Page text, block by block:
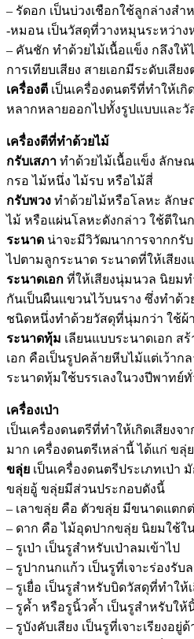
– รัดอก เป็นบ่วงเชือกใช้ลูกล่างสำ
-หมอน เป็นวัสดุที่วางหมุนระหว่าง
– คันชัก ทำด้วยไม้เนื้อแข็ง กลึงให้
การเทียบเสียง สายเอกมีระดับเสี
เครื่องตี เป็นเครื่องดนตรีที่ทำให้เ
หลากหลายออกไปทั้งรูปแบบและวั
เครื่องตีที่ทำด้วยไม้
กรับเสภา ทำด้วยไม้เนื้อแข็ง ลักษ
กรอ ไม้หนึ่ง ไม้รบ หรือไม้สี่
กรับพวง ทำด้วยไม้หรือโลหะ ลักษ
ไม้ หรือแผ่นโลหะดังกล่าว ใช้ตีใน
ระนาด น่าจะมีวิวัฒนาการจากกรับ
ไปตามลูกระนาด ระนาดที่ให้เสียง
ระนาดเอก ที่ให้เสียงนุ่มนวล นิยม
กันเป็นผืนแขวนไว้บนราง ซึ่งทำด้ว
ชนิดหนึ่งทำด้วยวัสดุที่นุ่มกว่า ใช้ผ้
ระนาดทุ้ม เลียนแบบระนาดเอก ส
เอก คือเป็นรูปคล้ายหีบไม้แต่เว้า
ระนาดทุ้มใช้บรรเลงในวงปีพาทย์
เครื่องเป่า
เป็นเครื่องดนตรีที่ทำให้เกิดเสียง
มาก เครื่องดนตรีเหล่านี้ ได้แก่ ข
ขลุ่ย เป็นเครื่องดนตรีประเภทเป่
ขลุ่ยอู้ ขลุ่ยมีส่วนประกอบดังนี้
– เลาขลุ่ย คือ ตัวขลุ่ย มีขนาดแต
– ดาก คือ ไม้อุดปากขลุ่ย นิยมใช้ใ
– รูเป่า เป็นรูสำหรับเป่าลมเข้าไป
– รูปากนกแก้ว เป็นรูที่เจาะร่องรั
– รูเยื่อ เป็นรูสำหรับบิดวัสดุที่ทำใ
– รูค้ำ หรือรูนิ้วค้ำ เป็นรูสำหรับให้
– รูบังคับเสียง เป็นรูที่เจาะเรียงอ